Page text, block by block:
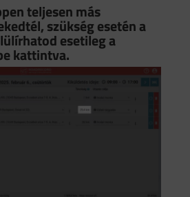
teljesen más
szükség esetén a
esetileg a
kattintva.